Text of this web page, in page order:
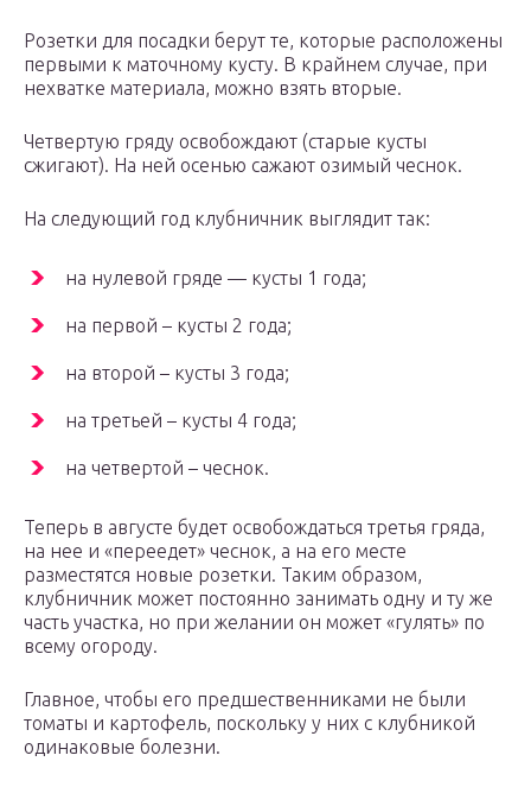
Розетки для посадки берут те, которые расположены
первыми к маточному кусту. В крайнем случае, при
нехватке материала, можно взять вторые.
Четвертую гряду освобождают (старые кусты
сжигают). На ней осенью сажают озимый чеснок.
На следующий год клубничник выглядит так:
на нулевой гряде — кусты 1 года;
на первой – кусты 2 года;
на второй – кусты 3 года;
на третьей – кусты 4 года;
на четвертой – чеснок.
Теперь в августе будет освобождаться третья гряда,
на нее и «переедет» чеснок, а на его месте
разместятся новые розетки. Таким образом,
клубничник может постоянно занимать одну и ту же
часть участка, но при желании он может «гулять» по
всему огороду.
Главное, чтобы его предшественниками не были
томаты и картофель, поскольку у них с клубникой
одинаковые болезни.